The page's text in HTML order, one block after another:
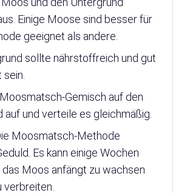
Einige Moose sind besser für
geeignet als andere.
sollte nährstoffreich und gut
Gemisch auf den
auf und verteile es gleichmäßig.
Moosmatsch-Methode
Es kann einige Wochen
das Moos anfängt zu wachsen
verbreiten.